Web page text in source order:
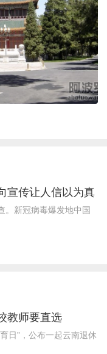
宣传让人信以为真
。新冠病毒爆发地中国
教师要直选
日”，公布一起云南退休